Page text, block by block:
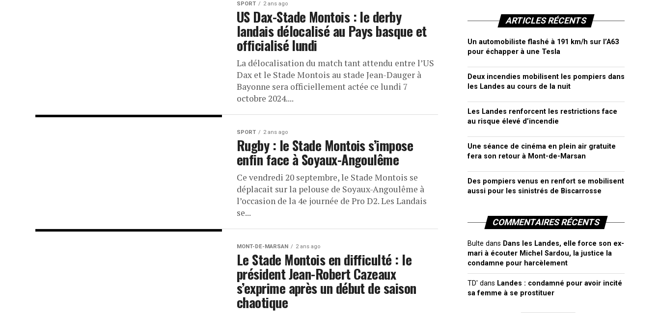
SPORT 2 ans ago
US Dax-Stade Montois : le derby
landais délocalisé au Pays basque et
officialisé lundi
La délocalisation du match tant attendu entre l’US
Dax et le Stade Montois au stade Jean-Dauger à
Bayonne sera officiellement actée ce lundi 7
octobre 2024....
SPORT 2 ans ago
Rugby : le Stade Montois s’impose
enfin face à Soyaux-Angoulême
Ce vendredi 20 septembre, le Stade Montois se
déplacait sur la pelouse de Soyaux-Angoulême à
l’occasion de la 4e journée de Pro D2. Les Landais
se...
MONT-DE-MARSAN 2 ans ago
Le Stade Montois en difficulté : le
président Jean-Robert Cazeaux
s’exprime après un début de saison
chaotique
ARTICLES RÉCENTS
Un automobiliste flashé à 191 km/h sur l’A63
pour échapper à une Tesla
Deux incendies mobilisent les pompiers dans
les Landes au cours de la nuit
Les Landes renforcent les restrictions face
au risque élevé d’incendie
Une séance de cinéma en plein air gratuite
fera son retour à Mont-de-Marsan
Des pompiers venus en renfort se mobilisent
aussi pour les sinistrés de Biscarrosse
COMMENTAIRES RÉCENTS
Bulte dans Dans les Landes, elle force son ex-
mari à écouter Michel Sardou, la justice la
condamne pour harcèlement
TD' dans Landes : condamné pour avoir incité
sa femme à se prostituer